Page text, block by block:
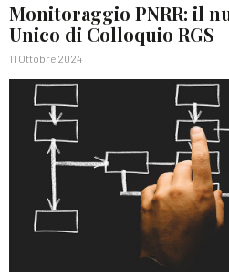
Monitoraggio PNRR: il
Unico di Colloquio RGS
11 Ottobre 2024